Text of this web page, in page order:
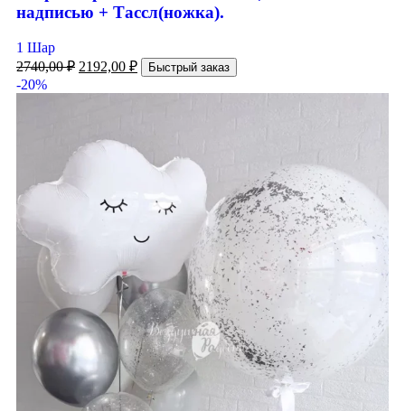
надписью + Тассл(ножка).
1 Шар
2740,00₽ 2192,00 ₽ Быстрый заказ
-20%